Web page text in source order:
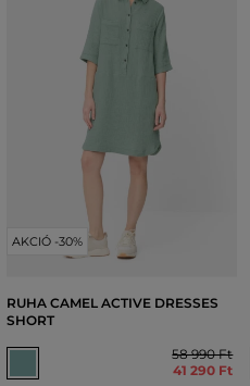
AKCIÓ -30%
RUHA CAMEL ACTIVE DRESSES
SHORT
58 990 Ft
41 290 Ft